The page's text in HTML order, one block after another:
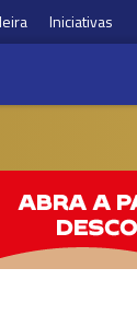
Iniciativas